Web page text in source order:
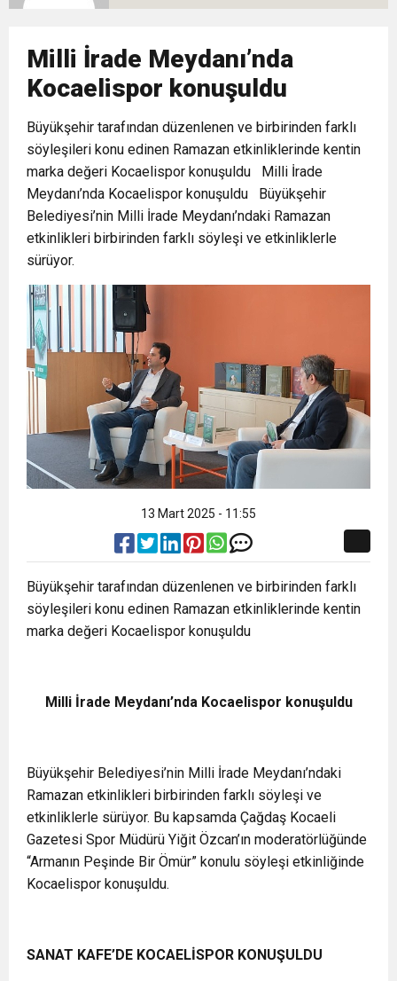
Gösterisi Yaptı
9:33 CHP’li 3 Genç Tutuklandı: Siyasi Saldırının
Hedefinde Mehmet Türkmen mi Var?
8:35 Anneler Günü’nde TAMEV ile İyilik ve Dayanışma
Buluşması
14:11 Buca’da Ruhsatı Tartışmalı İnşaat Meclis
Gündeminde: “Cumhurbaşkanı Kararnamesi
Bile Çiğnendi”
18:28 Eğitim Camiasının Yakından Tanıdığı İsim:
Abdulrezak Kaldan Torbalı Yolunda
Milli İrade Meydanı’nda
Kocaelispor konuşuldu
Büyükşehir tarafından düzenlenen ve birbirinden farklı
söyleşileri konu edinen Ramazan etkinliklerinde kentin
marka değeri Kocaelispor konuşuldu Milli İrade
Meydanı’nda Kocaelispor konuşuldu Büyükşehir
Belediyesi’nin Milli İrade Meydanı’ndaki Ramazan
etkinlikleri birbirinden farklı söyleşi ve etkinliklerle
sürüyor.
13 Mart 2025 - 11:55
Büyükşehir tarafından düzenlenen ve birbirinden farklı
söyleşileri konu edinen Ramazan etkinliklerinde kentin
marka değeri Kocaelispor konuşuldu
Milli İrade Meydanı’nda Kocaelispor konuşuldu
Büyükşehir Belediyesi’nin Milli İrade Meydanı’ndaki
Ramazan etkinlikleri birbirinden farklı söyleşi ve
etkinliklerle sürüyor. Bu kapsamda Çağdaş Kocaeli
Gazetesi Spor Müdürü Yiğit Özcan’ın moderatörlüğünde
“Armanın Peşinde Bir Ömür” konulu söyleşi etkinliğinde
Kocaelispor konuşuldu.
SANAT KAFE’DE KOCAELİSPOR KONUŞULDU